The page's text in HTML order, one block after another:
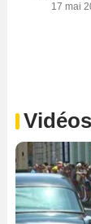
17 mai